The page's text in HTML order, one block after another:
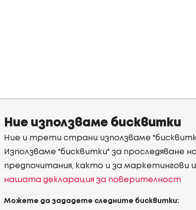
Ние използваме бисквитки
Ние и трети страни използваме
Използваме "бисквитки" за проследяване
предпочитания, както и за маркетингови
нашата декларация за поверителност
Можете да зададете следните бисквитки: